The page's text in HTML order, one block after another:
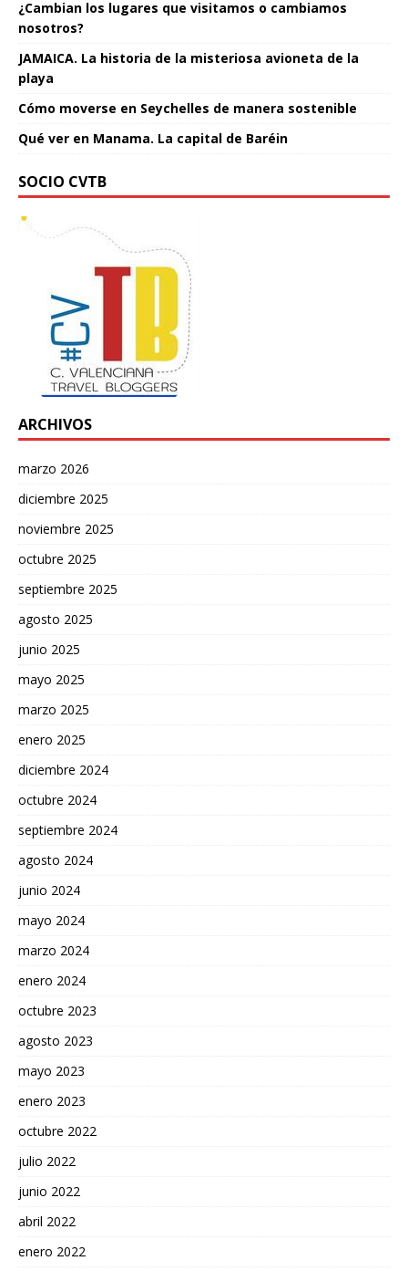
¿Cambian los lugares que visitamos o cambiamos
nosotros?
JAMAICA. La historia de la misteriosa avioneta de la
playa
Cómo moverse en Seychelles de manera sostenible
Qué ver en Manama. La capital de Baréin
SOCIO CVTB
ARCHIVOS
marzo 2026
diciembre 2025
noviembre 2025
octubre 2025
septiembre 2025
agosto 2025
junio 2025
mayo 2025
marzo 2025
enero 2025
diciembre 2024
octubre 2024
septiembre 2024
agosto 2024
junio 2024
mayo 2024
marzo 2024
enero 2024
octubre 2023
agosto 2023
mayo 2023
enero 2023
octubre 2022
julio 2022
junio 2022
abril 2022
enero 2022